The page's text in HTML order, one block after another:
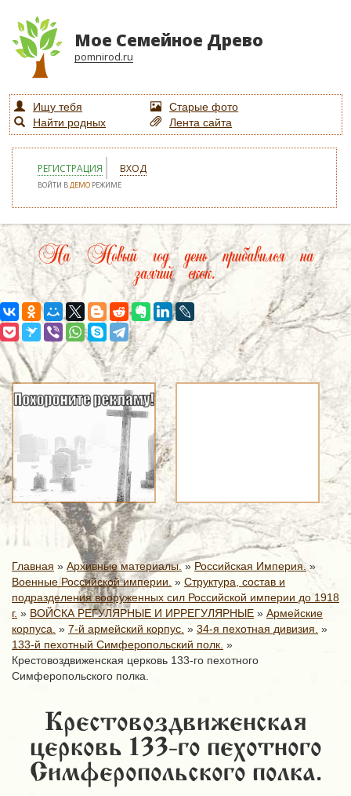
Мое Семейное Древо
pomnirod.ru
Ищу тебя
Старые фото
Найти родных
Лента сайта
РЕГИСТРАЦИЯ ВХОД
ВОЙТИ ВДЕМО РЕЖИМЕ
На Новый год день прибавился на
заячий скок.
Главная » Архивные материалы.» Российская Империя. »
Военные Российской империи. » Структура, состав и
подразделения вооруженных сил Российской империи до 1918
г. » ВОЙСКА РЕГУЛЯРНЫЕ И ИРРЕГУЛЯРНЫЕ » Армейские
корпуса. » 7-й армейский корпус. » 34-я пехотная дивизия. »
133-й пехотный Симферопольский полк. »
Крестовоздвиженская церковь 133-го пехотного
Симферопольского полка.
Крестовоздвиженская
церковь 133-го пехотного
Симферопольского полка.